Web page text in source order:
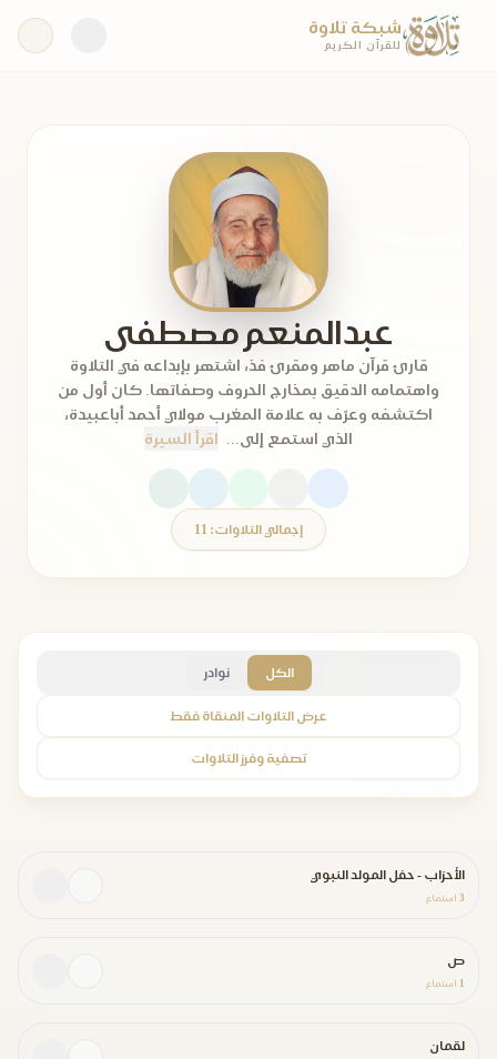
شبكة تلاوة
للقرآن الكريم
عبدالمنعم مصطفى
قارئ قرآن ماهر ومقرئ فذ، اشتهر بإبداعه في التلاوة
واهتمامه الدقيق بمخارج الحروف وصفاتها. كان أول من
اكتشفه وعرّف به علامة المغرب مولاي أحمد أباعبيدة،
الذي استمع إلى...
اقرأ السيرة
إجمالي التلاوات: 11
الكل نوادر
عرض التلاوات المنقاة فقط
تصفية وفرز التلاوات
الأحزاب - حفل المولد النبوي
3 استماع
ص
1 استماع
لقمان